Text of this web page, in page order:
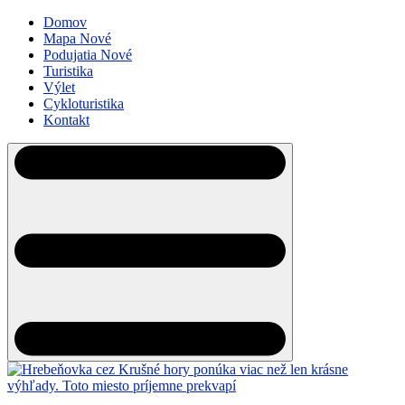
Domov
Mapa Nové
Podujatia Nové
Turistika
Výlet
Cykloturistika
Kontakt